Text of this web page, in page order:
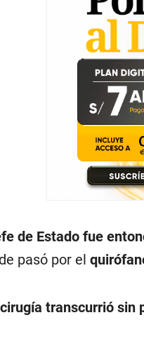
de Estado fue
pasó por el
transcurrió sin